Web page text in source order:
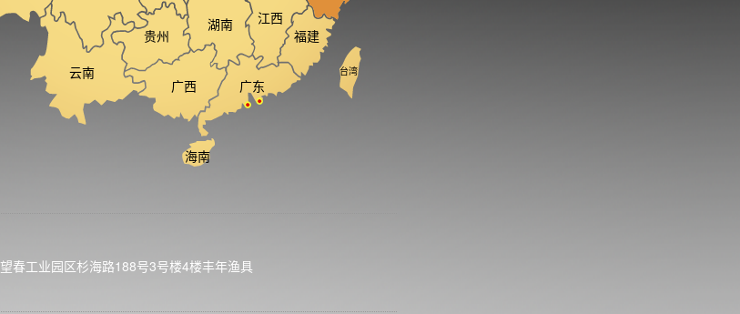
广东
广西
海南
云南
贵州
台湾
福建
湖南
江西
春工业园区杉海路188号3号楼4楼丰年渔具